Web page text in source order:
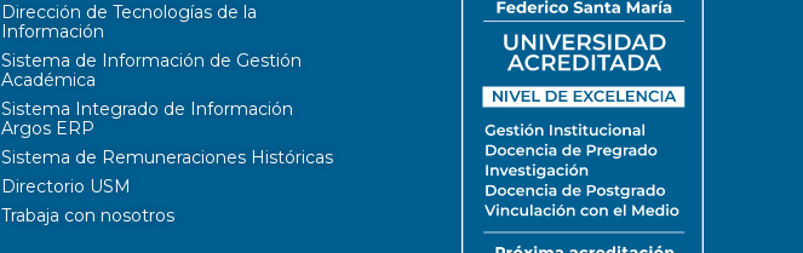
Dirección de Tecnologías de la
Información
Sistema de Información de Gestión
Académica
Sistema Integrado de Información
Argos ERP
Sistema de Remuneraciones Históricas
Directorio USM
Trabaja con nosotros